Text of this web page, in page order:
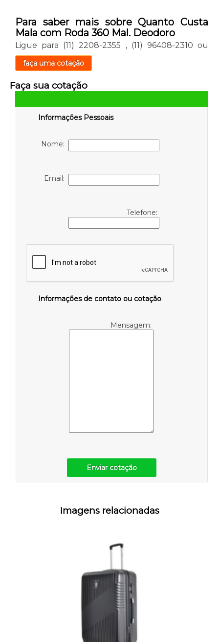
Para saber mais sobre Quanto Custa
Mala com Roda 360 Mal. Deodoro
Ligue para (11) 2208-2355 , (11) 96408-2310 ou
faça uma cotação
Faça sua cotação
Informações Pessoais
Nome:
Email:
Telefone:
Informações de contato ou cotação
Mensagem:
Enviar cotação
Imagens relacionadas